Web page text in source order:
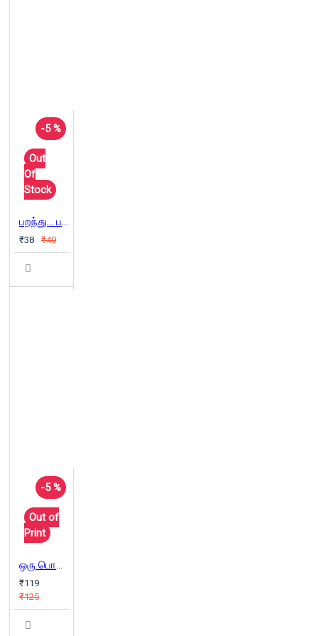
-5 %
Out
Of
Stock
பறந்து... பறந்து...
₹38 ₹40
-5 %
Out of
Print
ஒரு பொருளாதார அடியாளின் வாக்குமூலம்(பாகம் - 2)
₹119
₹125